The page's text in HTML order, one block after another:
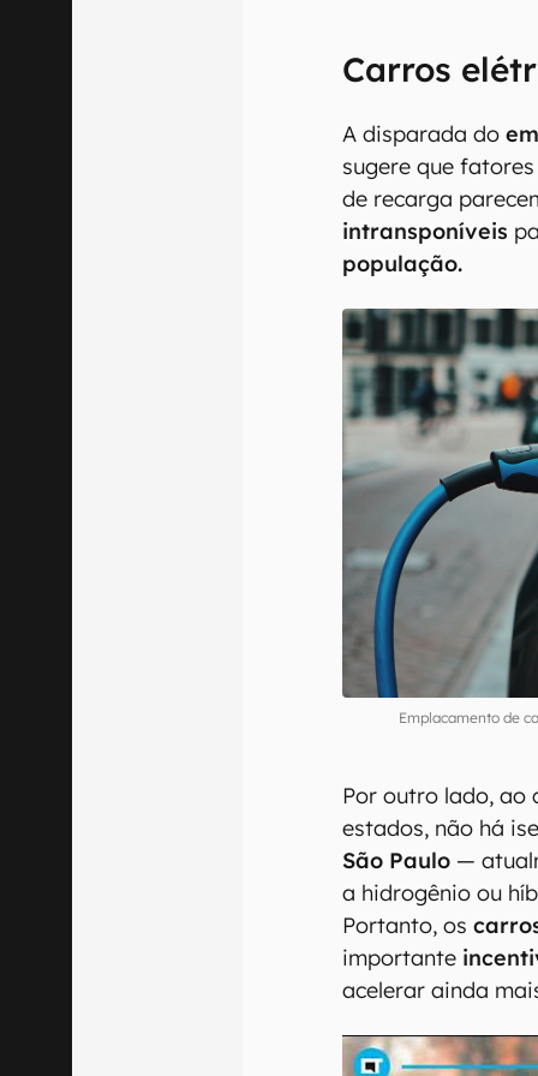
Carros
A disparada do
sugere que
de recarga
intransponíveis
população.
Emplacamento de
Por outro lado, ao
estados, não há
São Paulo —
a hidrogênio ou
Portanto, os
importante
acelerar ainda